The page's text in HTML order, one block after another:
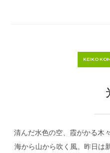
KEIKO
清んだ水色の空、霞がかる木
海から山から吹く風。昨日は